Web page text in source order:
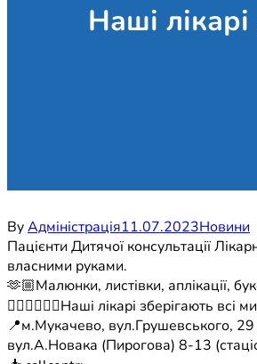
Наші
ByАдміністрація11.07.2023Новини
Пацієнти Дитячої консультації
власними руками.
🫶🏼Малюнки, листівки, аплікації,
🧑🏻‍⚕️👩🏻‍⚕️Наші лікарі зберігають
📍м.Мукачево, вул.Грушевського, 29
вул.А.Новака (Пирогова) 8-13